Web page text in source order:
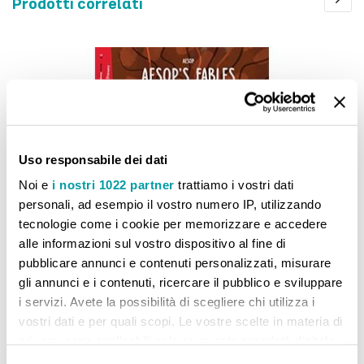
Uso responsabile dei dati
Noi e i nostri 1022 partner trattiamo i vostri dati
personali, ad esempio il vostro numero IP, utilizzando
tecnologie come i cookie per memorizzare e accedere
alle informazioni sul vostro dispositivo al fine di
pubblicare annunci e contenuti personalizzati, misurare
gli annunci e i contenuti, ricercare il pubblico e sviluppare
i servizi. Avete la possibilità di scegliere chi utilizza i
vostri dati e per quali scopi. Le vostre scelte in materia di
Aesop's Fables